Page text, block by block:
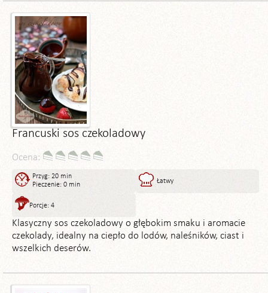
Francuski sos czekoladowy
Ocena:
Przyg: 20 min
Pieczenie: 0 min
Łatwy
Porcje: 4
Klasyczny sos czekoladowy o głębokim smaku i aromacie
czekolady, idealny na ciepło do lodów, naleśników, ciast i
wszelkich deserów.